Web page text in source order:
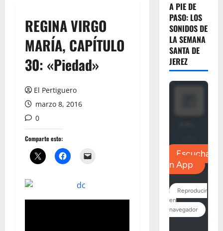
REGINA VIRGO
MARÍA, CAPÍTULO
30: «Piedad»
El Pertiguero
marzo 8, 2016
0
Comparte esto:
A PIE DE
PASO: LOS
SONIDOS DE
LA SEMANA
SANTA DE
JEREZ